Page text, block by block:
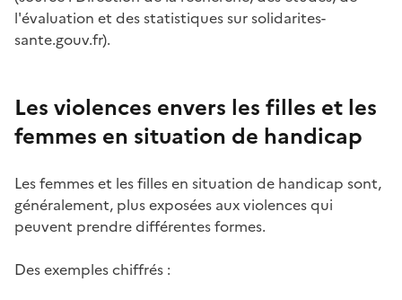
l'évaluation et des statistiques sur solidarites-
sante.gouv.fr).
Les violences envers les filles et les
femmes en situation de handicap
Les femmes et les filles en situation de handicap sont,
généralement, plus exposées aux violences qui
peuvent prendre différentes formes.
Des exemples chiffrés :